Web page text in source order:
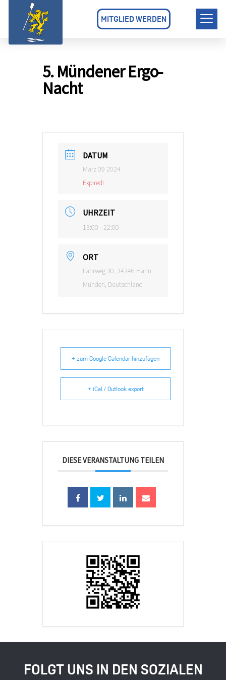
MITGLIED WERDEN
5. Mündener Ergo-
Nacht
DATUM
März 09 2024
Expired!
UHRZEIT
13:00 - 22:00
ORT
Fährweg 30, 34346 Hann.
Münden, Deutschland
+ zum Google Calendar hinzufügen
+ iCal / Outlook export
DIESE VERANSTALTUNG TEILEN
FOLGT UNS IN DEN SOZIALEN